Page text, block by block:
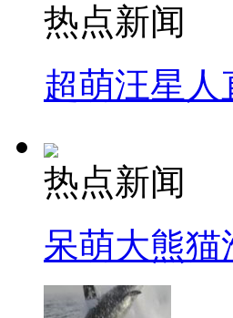
热点新闻
超萌汪星人
热点新闻
呆萌大熊猫